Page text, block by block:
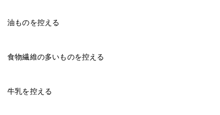
油ものを控える
食物繊維の多いものを控える
牛乳を控える